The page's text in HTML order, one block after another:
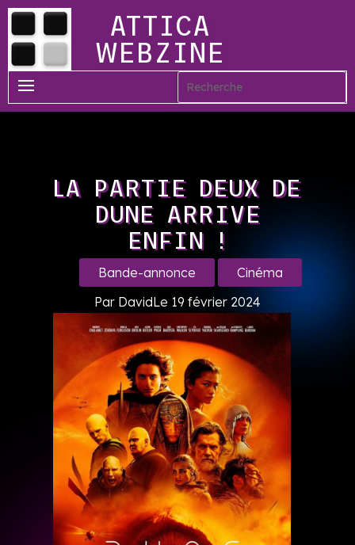
ATTICA
WEBZINE
LA PARTIE DEUX DE
DUNE ARRIVE
ENFIN !
Bande-annonce
Cinéma
Par DavidLe 19 février 2024